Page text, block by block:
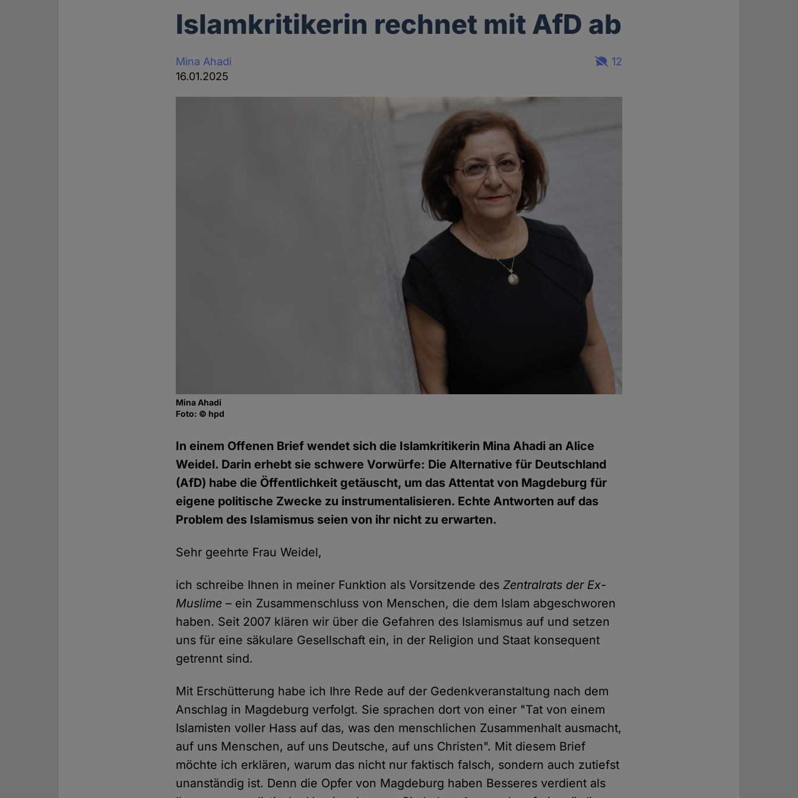
Islamkritikerin rechnet mit AfD ab
Mina Ahadi
16.01.2025
12
Mina Ahadi
Foto: © hpd
In einem Offenen Brief wendet sich die Islamkritikerin Mina Ahadi an Alice
Weidel. Darin erhebt sie schwere Vorwürfe: Die Alternative für Deutschland
(AfD) habe die Öffentlichkeit getäuscht, um das Attentat von Magdeburg für
eigene politische Zwecke zu instrumentalisieren. Echte Antworten auf das
Problem des Islamismus seien von ihr nicht zu erwarten.
Sehr geehrte Frau Weidel,
ich schreibe Ihnen in meiner Funktion als Vorsitzende desZentralrats der Ex-
Muslime – ein Zusammenschluss von Menschen, die dem Islam abgeschworen
haben. Seit 2007 klären wir über die Gefahren des Islamismus auf und setzen
uns für eine säkulare Gesellschaft ein, in der Religion und Staat konsequent
getrennt sind.
Mit Erschütterung habe ich Ihre Rede auf der Gedenkveranstaltung nach dem
Anschlag in Magdeburg verfolgt. Sie sprachen dort von einer "Tat von einem
Islamisten voller Hass auf das, was den menschlichen Zusammenhalt ausmacht,
auf uns Menschen, auf uns Deutsche, auf uns Christen". Mit diesem Brief
möchte ich erklären, warum das nicht nur faktisch falsch, sondern auch zutiefst
unanständig ist. Denn die Opfer von Magdeburg haben Besseres verdient als